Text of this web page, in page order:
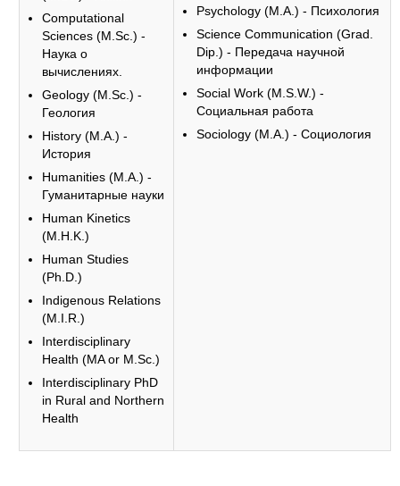
Computational
Sciences (M.Sc.) -
Наука о
вычислениях.
Geology (M.Sc.) -
Геология
History (M.A.) -
История
Humanities (M.A.) -
Гуманитарные науки
Human Kinetics
(M.H.K.)
Human Studies
(Ph.D.)
Indigenous Relations
(M.I.R.)
Interdisciplinary
Health (MA or M.Sc.)
Interdisciplinary PhD
in Rural and Northern
Health
Psychology (M.A.) - Психология
Science Communication (Grad.
Dip.) - Передача научной
информации
Social Work (M.S.W.) -
Социальная работа
Sociology (M.A.) - Социология